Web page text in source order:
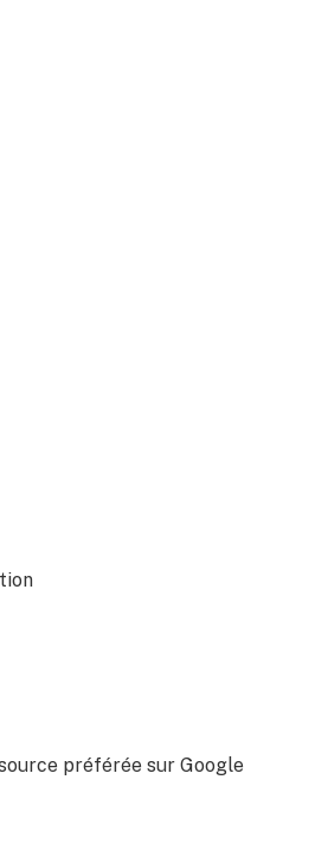
préférée sur Google